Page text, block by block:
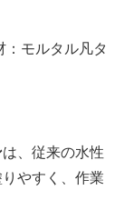
モルタル凡タ
は、従来の水性
やすく、作業